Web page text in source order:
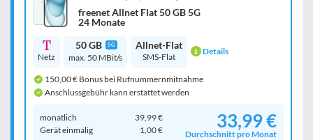
freenet Allnet Flat 50 GB 5G
24 Monate
Netz
50 GB 5G
max. 50 MBit/s
Allnet-Flat
SMS-Flat Details
150,00 € Bonus bei Rufnummernmitnahme
Anschlussgebühr kann erstattet werden
monatlich
39,99 €
Gerät einmalig
1,00 € 33,99 €
Durchschnitt pro Monat